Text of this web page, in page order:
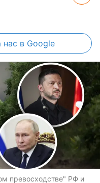
нас в Google
превосходстве" РФ и